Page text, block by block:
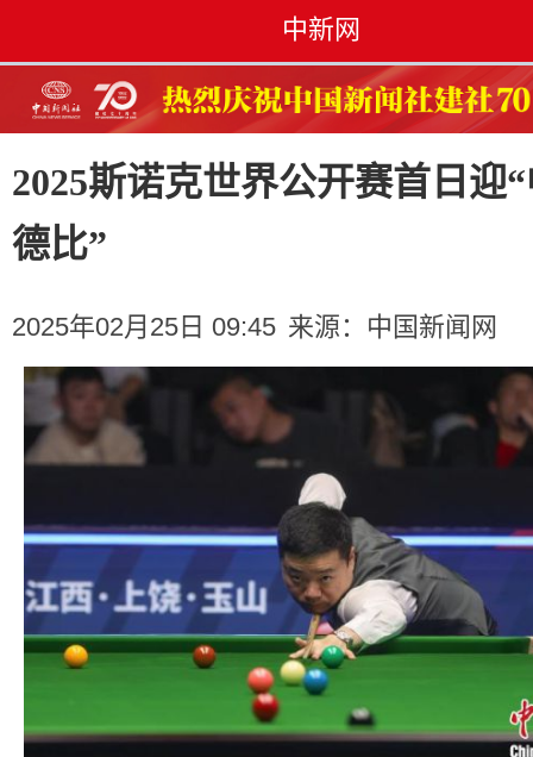
中新网
2025斯诺克世界公开赛首日迎
德比”
2025年02月25日 09:45 来源： 中国新闻网